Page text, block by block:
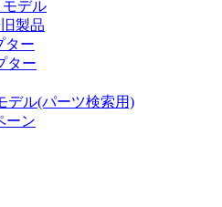
デル
製品
ター
ター
デル(パーツ検索用)
ーン